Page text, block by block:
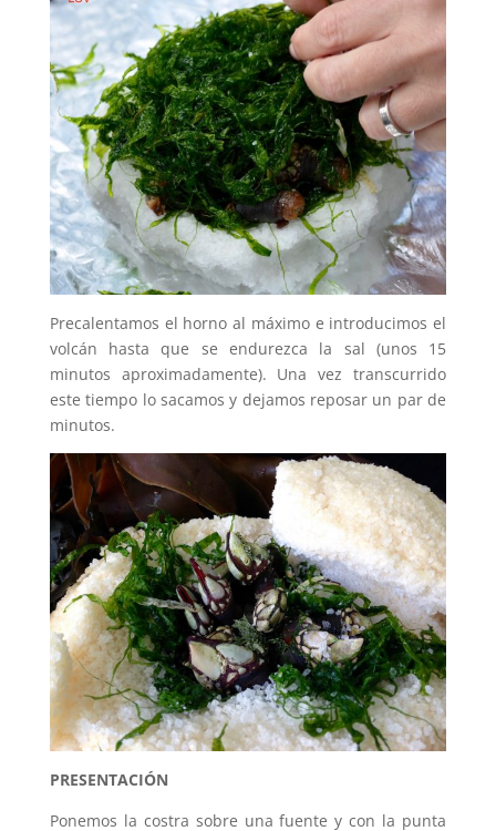
Precalentamos el horno al máximo e introducimos el
volcán hasta que se endurezca la sal (unos 15
minutos aproximadamente). Una vez transcurrido
este tiempo lo sacamos y dejamos reposar un par de
minutos.
PRESENTACIÓN
Ponemos la costra sobre una fuente y con la punta